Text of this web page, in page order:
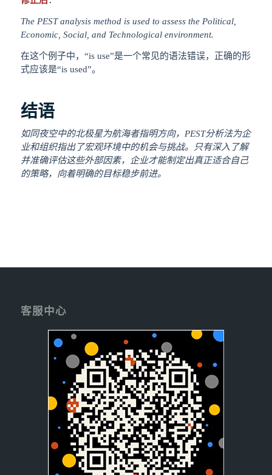
The PEST analysis method is used to assess the Political,
Economic, Social, and Technological environment.
在这个例子中，“is use”是一个常见的语法错误，正确的形
式应该是“is used”。
结语
如同夜空中的北极星为航海者指明方向，PEST分析法为企
业和组织指出了宏观环境中的机会与挑战。只有深入了解
并准确评估这些外部因素，企业才能制定出真正适合自己
的策略，向着明确的目标稳步前进。
客服中心